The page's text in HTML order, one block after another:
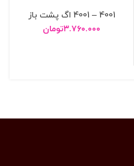
4001 – 4001 اگ پشت باز
۳.۷۶۰.۰۰۰تومان